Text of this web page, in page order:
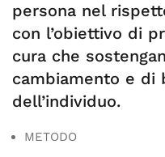
persona nel
con l’obiettivo di
cura che
cambiamento e di
dell’individuo.
METODO